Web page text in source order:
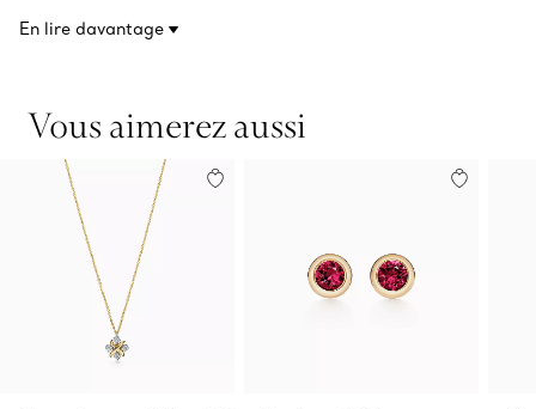
Numéro de produit:62612053
En lire davantage
Vous aimerez aussi